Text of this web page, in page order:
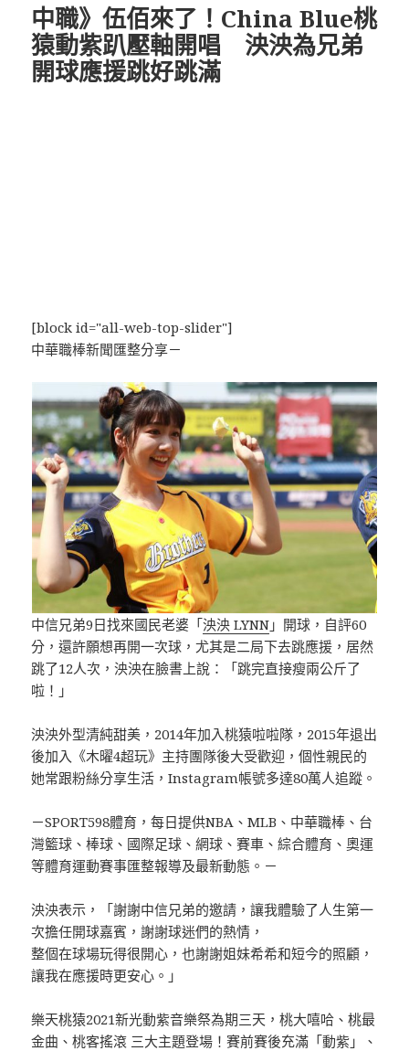
中職》伍佰來了！China Blue桃
猿動紫趴壓軸開唱 泱泱為兄弟
開球應援跳好跳滿
[block id="all-web-top-slider"]
中華職棒新聞匯整分享－
中信兄弟9日找來國民老婆「泱泱 LYNN 」開球，自評60
分，還許願想再開一次球，尤其是二局下去跳應援，居然
跳了12人次，泱泱在臉書上說：「跳完直接瘦兩公斤了
啦！」
泱泱外型清純甜美，2014年加入桃猿啦啦隊，2015年退出
後加入《木曜4超玩》主持團隊後大受歡迎，個性親民的
她常跟粉絲分享生活，Instagram帳號多達80萬人追蹤。
－SPORT598體育，每日提供NBA、MLB、中華職棒、台
灣籃球、棒球、國際足球、網球、賽車、綜合體育、奧運
等體育運動賽事匯整報導及最新動態。－
泱泱表示，「謝謝中信兄弟的邀請，讓我體驗了人生第一
次擔任開球嘉賓，謝謝球迷們的熱情，
整個在球場玩得很開心，也謝謝姐妹希希和短今的照顧，
讓我在應援時更安心。」
樂天桃猿2021新光動紫音樂祭為期三天，桃大嘻哈、桃最
金曲、桃客搖滾 三大主題登場！賽前賽後充滿「動紫」、